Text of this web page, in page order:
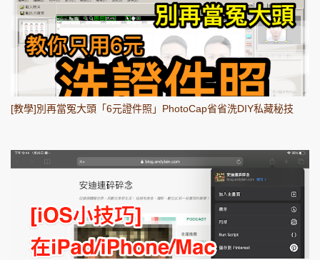
[教學]別再當冤大頭「6元證件照」PhotoCap省省洗DIY私藏秘技